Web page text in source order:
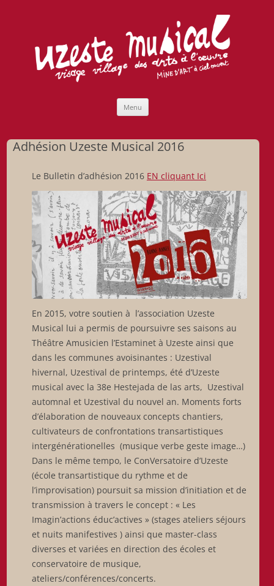
Menu
Adhésion Uzeste Musical 2016
Le Bulletin d’adhésion 2016 EN cliquant Ici
En 2015, votre soutien à l’association Uzeste
Musical lui a permis de poursuivre ses saisons au
Théâtre Amusicien l’Estaminet à Uzeste ainsi que
dans les communes avoisinantes : Uzestival
hivernal, Uzestival de printemps, été d’Uzeste
musical avec la 38e Hestejada de las arts, Uzestival
automnal et Uzestival du nouvel an. Moments forts
d’élaboration de nouveaux concepts chantiers,
cultivateurs de confrontations transartistiques
intergénérationelles (musique verbe geste image…)
Dans le même tempo, le ConVersatoire d’Uzeste
(école transartistique du rythme et de
l’improvisation) poursuit sa mission d’initiation et de
transmission à travers le concept : « Les
Imagin’actions éduc’actives » (stages ateliers séjours
et nuits manifestives ) ainsi que master-class
diverses et variées en direction des écoles et
conservatoire de musique,
ateliers/conférences/concerts.